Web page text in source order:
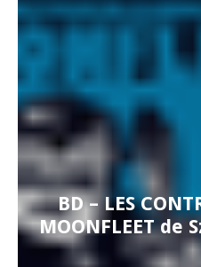
BD – LES
MOONFLEET de